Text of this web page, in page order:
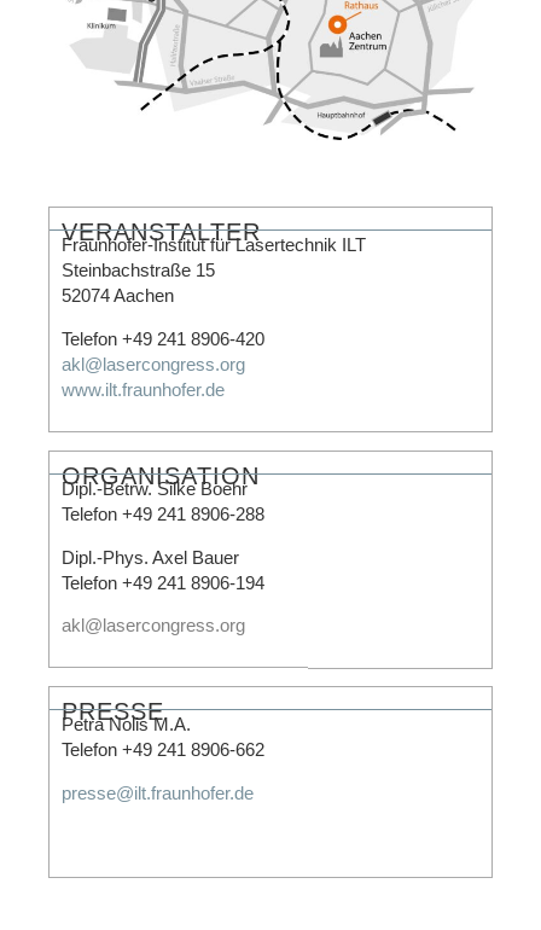
VERANSTALTER
Fraunhofer-Institut für Lasertechnik ILT
Steinbachstraße 15
52074 Aachen
Telefon +49 241 8906-420
akl@lasercongress.org
www.ilt.fraunhofer.de
ORGANISATION
Dipl.-Betrw. Silke Boehr
Telefon +49 241 8906-288
Dipl.-Phys. Axel Bauer
Telefon +49 241 8906-194
akl@lasercongress.org
PRESSE
Petra Nolis M.A.
Telefon +49 241 8906-662
presse@ilt.fraunhofer.de